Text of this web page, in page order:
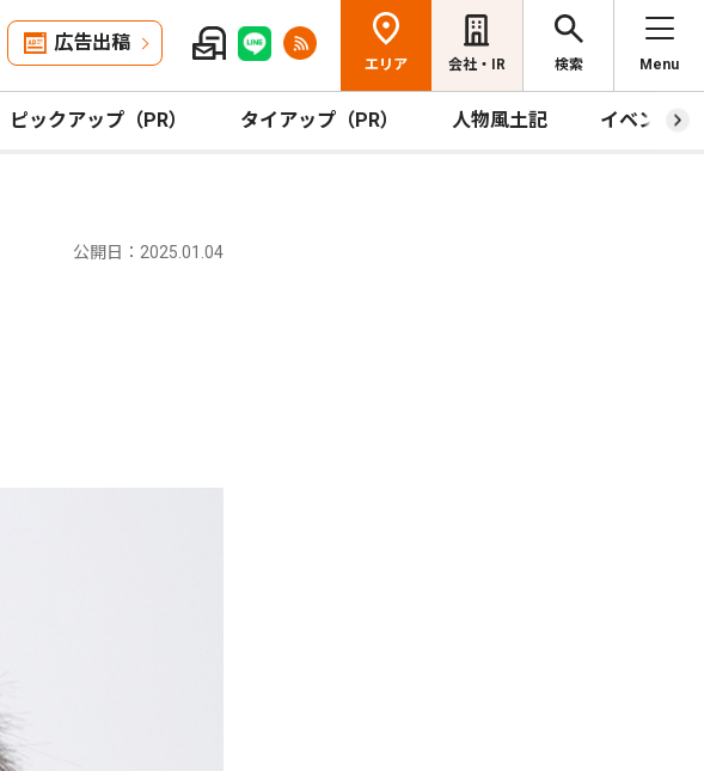
広告出稿
エリア 会社・IR 検索 Menu
ピックアップ（PR） タイアップ（PR） 人物風土記 イベント
公開日：2025.01.04